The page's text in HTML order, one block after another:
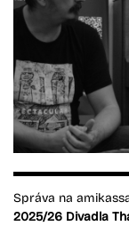
Správa na
2025/26 Divadla